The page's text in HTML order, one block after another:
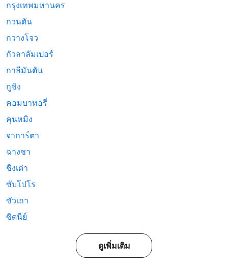
กรุงเทพมหานคร
กวนตัน
กวางโจว
กัวลาลัมเปอร์
กาลีมันตัน
กูชิง
คอมบาทอรี่
คุนหมิง
จาการ์ตา
ฉางชา
ชิงเต่า
ซับโปโร
ซัวเถา
ซิดนีย์
ดูเพิ่มเติม